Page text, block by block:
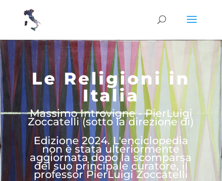
Le Religioni in
Italia
Massimo Introvigne - PierLuigi
Zoccatelli (sotto la direzione di)
Edizione 2024. L'enciclopedia
non è stata ulteriormente
aggiornata dopo la scomparsa
del suo principale curatore, il
professor PierLuigi Zoccatelli